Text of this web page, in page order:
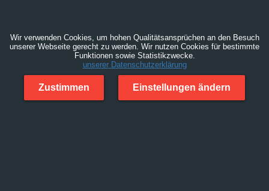
Wir verwenden Cookies, um hohen Qualitätsansprüchen an den Besuch
unserer Webseite gerecht zu werden. Wir nutzen Cookies für bestimmte
Funktionen sowie Statistikzwecke.
unserer Datenschutzerklärung
Zustimmen Einstellungen ändern